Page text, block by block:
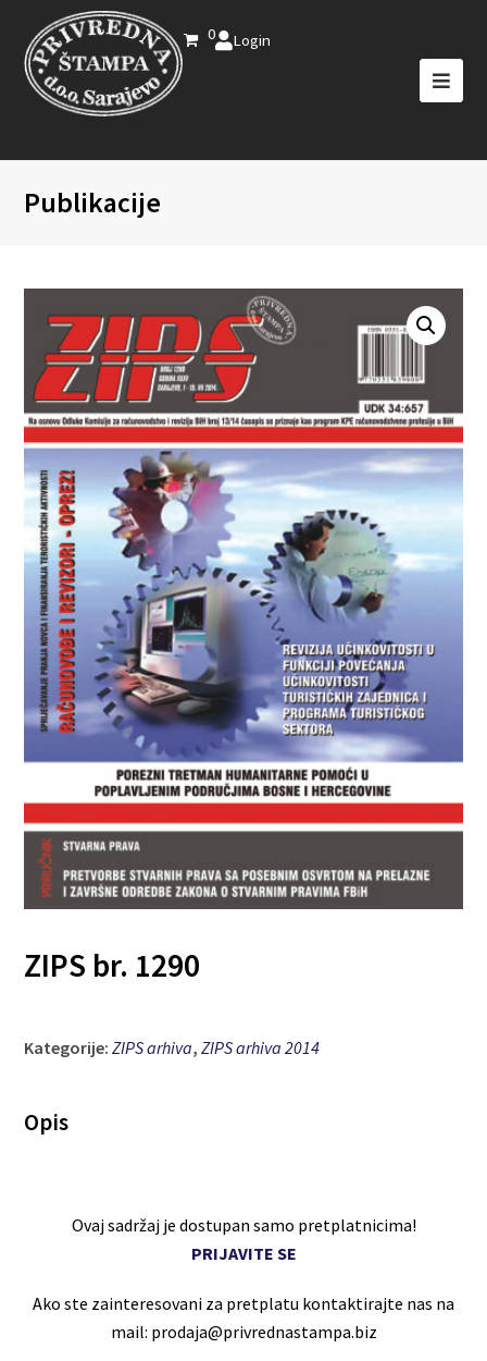
0 Login
Publikacije
ZIPS br. 1290
Kategorije:ZIPS arhiva,ZIPS arhiva 2014
Opis
Ovaj sadržaj je dostupan samo pretplatnicima!
PRIJAVITE SE
Ako ste zainteresovani za pretplatu kontaktirajte nas na
mail: prodaja@privrednastampa.biz